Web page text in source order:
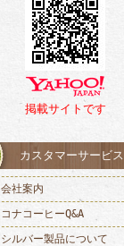
掲載サイトです
カスタマーサービス
会社案内
コナコーヒーQ&A
シルバー製品について